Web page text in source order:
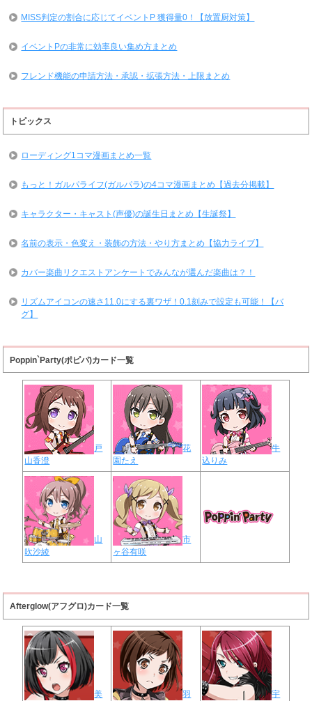
MISS判定の割合に応じてイベントP 獲得量0！【放置厨対策】
イベントPの非常に効率良い集め方まとめ
フレンド機能の申請方法・承認・拡張方法・上限まとめ
トピックス
ローディング1コマ漫画まとめ一覧
もっと！ガルパライフ(ガルパラ)の4コマ漫画まとめ【過去分掲載】
キャラクター・キャスト(声優)の誕生日まとめ【生誕祭】
名前の表示・色変え・装飾の方法・やり方まとめ【協力ライブ】
カバー楽曲リクエストアンケートでみんなが選んだ楽曲は？！
リズムアイコンの速さ11.0にする裏ワザ！0.1刻みで設定も可能！【バ
グ】
Poppin`Party(ポピパ)カード一覧
戸
山香澄
花
園たえ
牛
込りみ
山
吹沙綾
市
ヶ谷有咲
Afterglow(アフグロ)カード一覧
美
羽
宇